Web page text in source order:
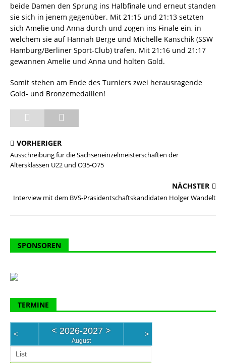
beide Damen den Sprung ins Halbfinale und erneut standen
sie sich in jenem gegenüber. Mit 21:15 und 21:13 setzten
sich Amelie und Anna durch und zogen ins Finale ein, in
welchem sie auf Hannah Berge und Michelle Kanschik (SSW
Hamburg/Berliner Sport-Club) trafen. Mit 21:16 und 21:17
gewannen Amelie und Anna und holten Gold.
Somit stehen am Ende des Turniers zwei herausragende
Gold- und Bronzemedaillen!
VORHERIGER
Ausschreibung für die Sachseneinzelmeisterschaften der
Altersklassen U22 und O35-O75
NÄCHSTER
Interview mit dem BVS-Präsidentschaftskandidaten Holger Wandelt
SPONSOREN
TERMINE
< < 2026-2027 >
August
>
List